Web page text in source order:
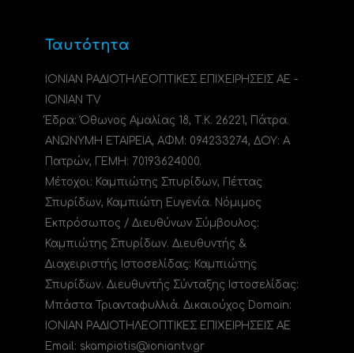
Ταυτότητα
ΙΟΝΙΑΝ ΡΑΔΙΟΤΗΛΕΟΠΤΙΚΕΣ ΕΠΙΧΕΙΡΗΣΕΙΣ ΑΕ -
IONIAN TV
Έδρα: Όθωνος Αμαλίας 18, Τ.Κ. 26221, Πάτρα.
ΑΝΩΝΥΜΗ ΕΤΑΙΡΕΙΑ, ΑΦΜ: 094233274, ΔΟΥ: A
Πατρών, ΓΕΜΗ: 70193624000.
Μέτοχοι: Καμπιώτης Σπυρίδων, Πέττας
Σπυρίδων, Καμπιώτη Ευγενία. Νόμιμος
Εκπρόσωπος / Διευθύνων Σύμβουλος:
Καμπιώτης Σπυρίδων. Διευθυντής &
Διαχειριστής Ιστοσελίδας: Καμπιώτης
Σπυρίδων. Διευθυντής Σύνταξης Ιστοσελίδας:
Μπάστα Τριανταφυλλιά. Δικαιούχος Domain:
ΙΟΝΙΑΝ ΡΑΔΙΟΤΗΛΕΟΠΤΙΚΕΣ ΕΠΙΧΕΙΡΗΣΕΙΣ ΑΕ
Email: skampiotis@ioniantv.gr